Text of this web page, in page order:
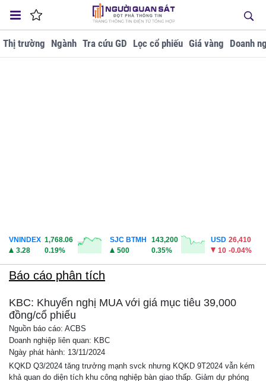
Thị trường Ngành Tra cứu GD Lọc cổ phiếu Giá vàng Doanh
VNINDEX 1,768.06
3.28
0.19%
SJC BTMH
143,200
500
0.35%
USD 26,410
10 -0.04%
Báo cáo phân tích
KBC: Khuyến nghị MUA với giá mục tiêu 39,000
đồng/cổ phiếu
Nguồn báo cáo: ACBS
Doanh nghiệp liên quan: KBC
Ngày phát hành: 13/11/2024
KQKD Q3/2024 tăng trưởng mạnh svck nhưng KQKD 9T2024 vẫn kém
khả quan do diện tích khu công nghiệp bàn giao thấp. Giảm dự phóng